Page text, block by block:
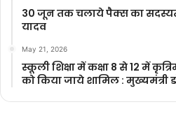
30 जून तक चलाये पैक्स का
यादव
May 21, 2026
स्कूली शिक्षा में कक्षा 8 से 12 में
को किया जाये शामिल : मुख्यमंत्री